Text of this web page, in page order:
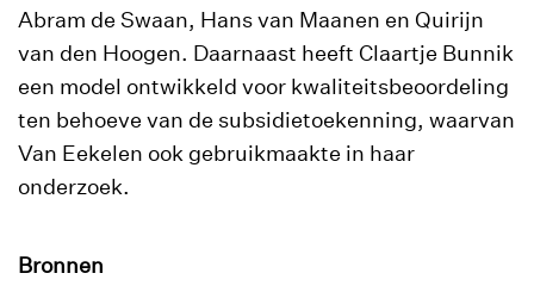
Abram de Swaan, Hans van Maanen en Quirijn
van den Hoogen. Daarnaast heeft Claartje Bunnik
een model ontwikkeld voor kwaliteitsbeoordeling
ten behoeve van de subsidietoekenning, waarvan
Van Eekelen ook gebruikmaakte in haar
onderzoek.
Bronnen